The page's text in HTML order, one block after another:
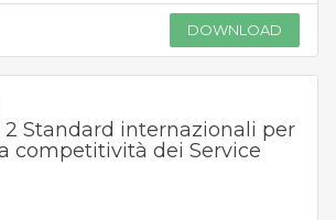
DOWNLOAD
2 Standard internazionali per
competitività dei Service